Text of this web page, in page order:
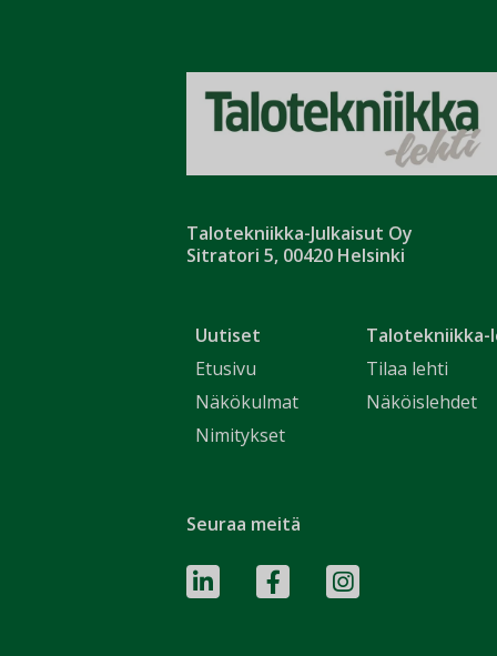
Talotekniikka-Julkaisut Oy
Sitratori 5, 00420 Helsinki
Uutiset
Etusivu
Näkökulmat
Nimitykset
Tilaa lehti
Näköislehdet
Seuraa meitä